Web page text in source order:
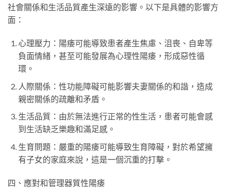
社會關係和生活品質產生深遠的影響。以下是具體的影響方
面：
心理壓力：陽痿可能導致患者產生焦慮、沮喪、自卑等
負面情緒，甚至可能發展為心理性陽痿，形成惡性循
環。
人際關係：性功能障礙可能影響夫妻關係的和諧，造成
親密關係的疏離和矛盾。
生活品質：由於無法進行正常的性生活，患者可能會感
到生活缺乏樂趣和滿足感。
生育問題：嚴重的陽痿可能導致生育障礙，對於希望擁
有子女的家庭來說，這是一個沉重的打擊。
四、應對和管理器質性陽痿